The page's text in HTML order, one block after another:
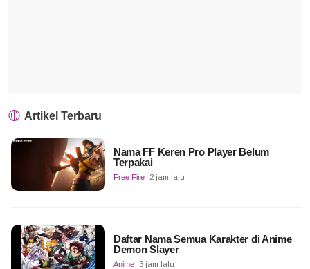
Artikel Terbaru
Nama FF Keren Pro Player Belum
Terpakai
Free Fire 2 jam lalu
Daftar Nama Semua Karakter di Anime
Demon Slayer
Anime 3 jam lalu